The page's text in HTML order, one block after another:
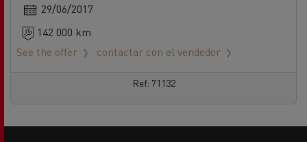
29/06/2017
142 000 km
See the offer
contactar con el vendedor
Ref: 71132